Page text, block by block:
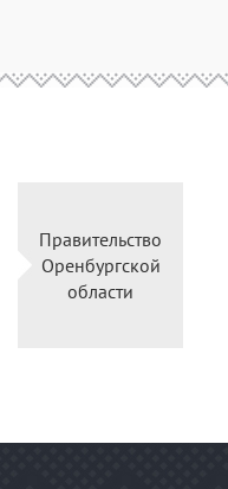
Правительство
Оренбургской
области